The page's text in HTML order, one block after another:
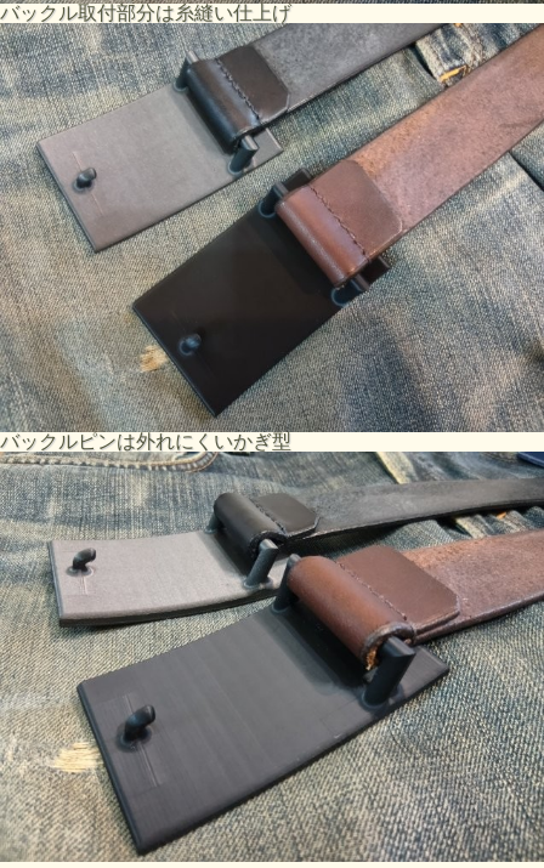
バックル取付部分は糸縫い仕上げ
バックルピンは外れにくいかぎ型